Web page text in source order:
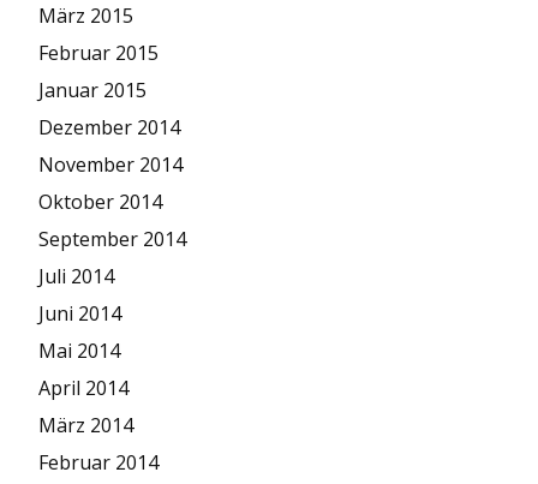
März 2015
Februar 2015
Januar 2015
Dezember 2014
November 2014
Oktober 2014
September 2014
Juli 2014
Juni 2014
Mai 2014
April 2014
März 2014
Februar 2014